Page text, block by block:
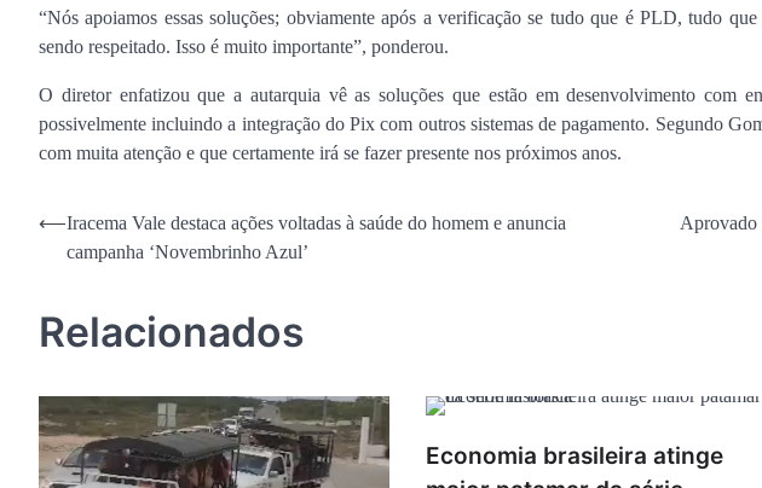
“Nós apoiamos essas soluções; obviamente após a verificação se tudo que é PLD, tudo
sendo respeitado. Isso é muito importante”, ponderou.
O diretor enfatizou que a autarquia vê as soluções que estão em desenvolvimento com
possivelmente incluindo a integração do Pix com outros sistemas de pagamento. Segundo
com muita atenção e que certamente irá se fazer presente nos próximos anos.
Navegação
⟵Iracema Vale destaca ações voltadas à saúde do homem e anuncia
campanha ‘Novembrinho Azul’
Aprovado
Relacionados
Economia brasileira atinge